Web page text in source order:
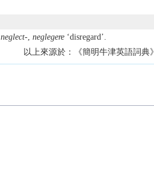
neglect-, neglegere‘disregard’.
以上來源於：《簡明牛津英語詞典》